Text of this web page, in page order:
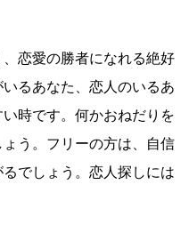
恋愛の勝者になれる絶好
るあなた、恋人のいるあ
時です。何かおねだりを
う。フリーの方は、自信
でしょう。恋人探しには